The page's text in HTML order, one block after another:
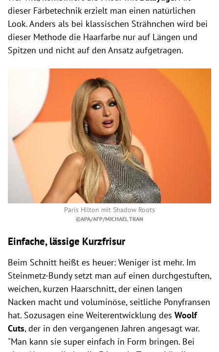
dieser Färbetechnik erzielt man einen natürlichen
Look. Anders als bei klassischen Strähnchen wird bei
dieser Methode die Haarfarbe nur auf Längen und
Spitzen und nicht auf den Ansatz aufgetragen.
Paris Hilton mit Shadow Roots
©APA/AFP/MICHAEL TRAN
Einfache, lässige Kurzfrisur
Beim Schnitt heißt es heuer: Weniger ist mehr. Im
Steinmetz-Bundy setzt man auf einen durchgestuften,
weichen, kurzen Haarschnitt, der einen langen
Nacken macht und voluminöse, seitliche Ponyfransen
hat. Sozusagen eine Weiterentwicklung des Woolf
Cuts, der in den vergangenen Jahren angesagt war.
"Man kann sie super einfach in Form bringen. Bei